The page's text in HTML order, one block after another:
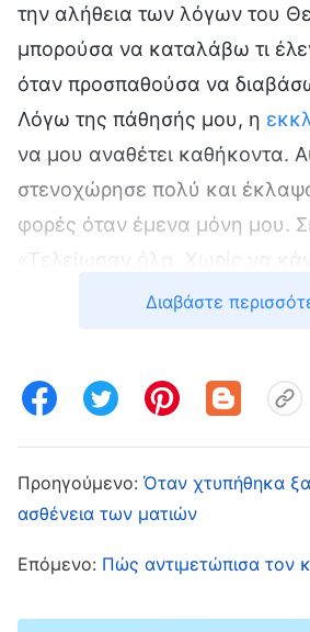
την αλήθεια των λόγων του
μπορούσα να καταλάβω τι
όταν προσπαθούσα να
Λόγω της πάθησής μου, η
να μου αναθέτει καθήκοντα.
στενοχώρησε πολύ και
φορές όταν έμενα μόνη μου.
«Τελείωσαν όλα. Χωρίς να
καθήκον, θα έχω ελπίδες για
που είμαι κουφή, δεν είμαι
άνθρωπος; Τι καθήκον μπορώ
Μερικοί ηλικιωμένοι στον
ακοή και όραση. Εγώ
Διαβάστε
Προηγούμενο: Όταν χτυπήθηκα
ασθένεια των ματιών
Επόμενο: Πώς αντιμετώπισα τον